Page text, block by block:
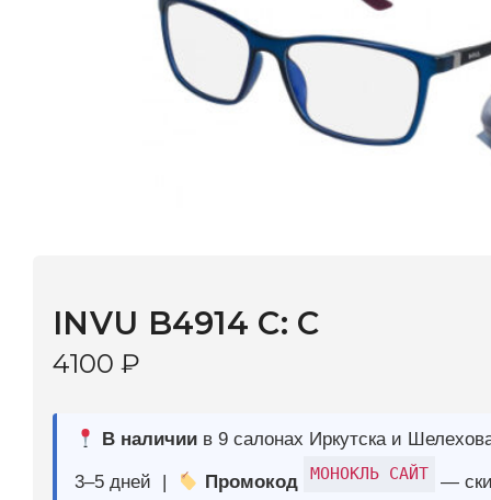
В наличиив 9 салонах Иркутска и Шелехова |